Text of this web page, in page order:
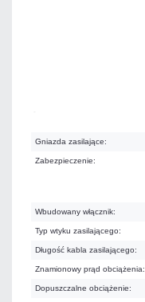
Gniazda zasilające:
Zabezpieczenie:
Wbudowany włącznik:
Typ wtyku zasilającego:
Długość kabla zasilającego:
Znamionowy prąd obciążenia:
Dopuszczalne obciążenie: